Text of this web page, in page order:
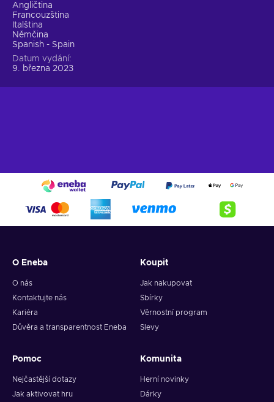
Angličtina
Francouzština
Italština
Němčina
Spanish - Spain
Datum vydání
9. března 2023
O Eneba
O nás
Kontaktujte nás
Kariéra
Důvěra a transparentnost Eneba
Koupit
Jak nakupovat
Sbírky
Věrnostní program
Slevy
Pomoc
Nejčastější dotazy
Jak aktivovat hru
Komunita
Herní novinky
Dárky